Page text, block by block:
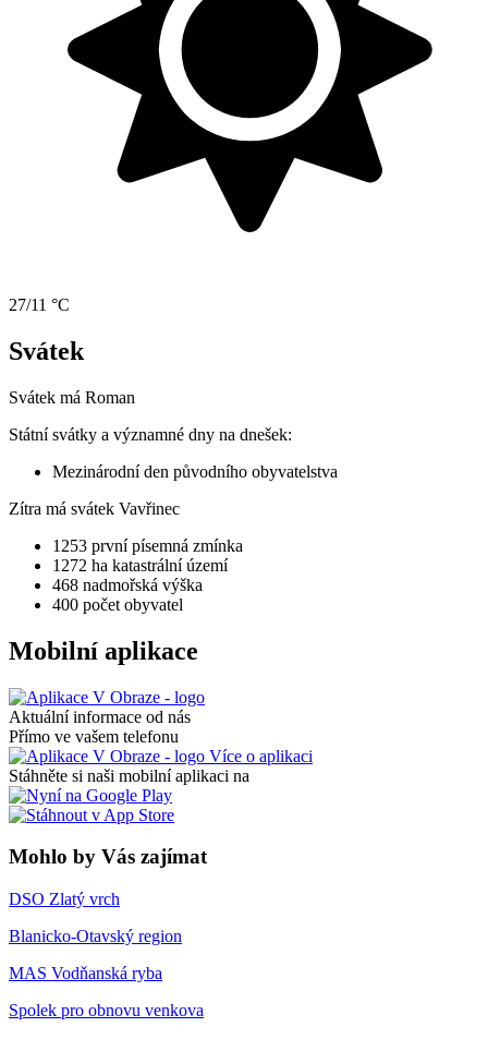
27/11 °C
Svátek
Svátek má Roman
Státní svátky a významné dny na dnešek:
Mezinárodní den původního obyvatelstva
Zítra má svátek Vavřinec
1253 první písemná zmínka
1272 ha katastrální území
468 nadmořská výška
400 počet obyvatel
Mobilní aplikace
Aktuální informace od nás
Přímo ve vašem telefonu
Více o aplikaci
Stáhněte si naši mobilní aplikaci na
Mohlo by Vás zajímat
DSO Zlatý vrch
Blanicko-Otavský region
MAS Vodňanská ryba
Spolek pro obnovu venkova